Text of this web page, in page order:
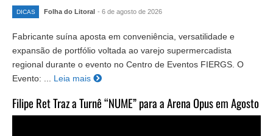
DICAS Folha do Litoral - 6 de agosto de 2026
Fabricante suína aposta em conveniência, versatilidade e
expansão de portfólio voltada ao varejo supermercadista
regional durante o evento no Centro de Eventos FIERGS. O
Evento: ...
Leia mais
Filipe Ret Traz a Turnê “NUME” para a Arena Opus em Agosto